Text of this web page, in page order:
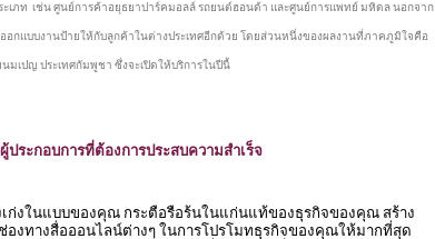
เภท  เช่น ศูนย์การค้าอยุธยาปาร์คมอลล์ รถยนต์ฮอนด้า และศูนย์การแพทย์ มหิดล นอกจาก
กแบบงานป้ายให้กับลูกค้าในต่างประเทศอีกด้วย โดยส่วนหนึ่งของผลงานที่ภาคภูมิใจคือ
มเปญ ประเทศกัมพูชา ซึ่งจะเปิดให้บริการในปีนี้
ระกอบการที่ต้องการประสบความสำเร็จ
ก่งในแบบของคุณ กระตือรือร้นในแก่นแท้ของธุรกิจของคุณ สร้าง
งทางสื่อออนไลน์ต่างๆ ในการโปรโมทธุรกิจของคุณให้มากที่สุด